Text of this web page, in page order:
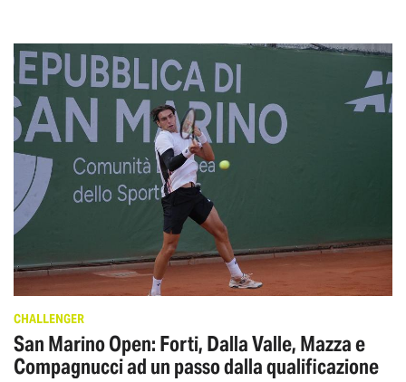
CHALLENGER
San Marino Open: Forti, Dalla Valle, Mazza e
Compagnucci ad un passo dalla qualificazione